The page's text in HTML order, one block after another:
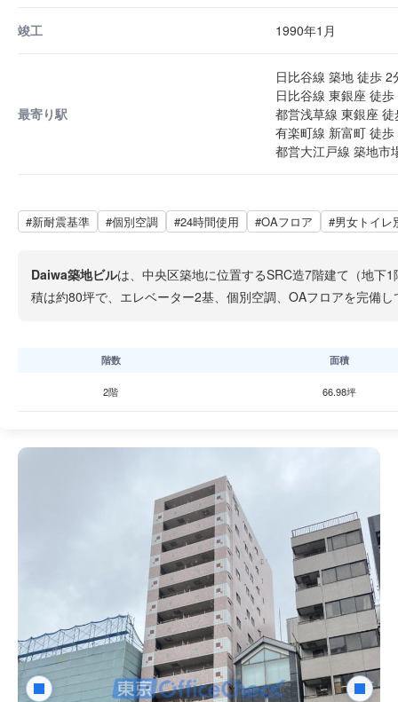
竣工 1990年1月
最寄り駅
日比谷線 築地 徒歩 2
日比谷線 東銀座 徒
都営浅草線 東銀座
有楽町線 新富町 徒歩
都営大江戸線 築地市
#新耐震基準 #個別空調 #24時間使用 #OAフロア #男女トイレ
Daiwa築地ビルは、中央区築地に位置するSRC造7階建て（地下
積は約80坪で、エレベーター2基、個別空調、OAフロアを完備し
階数 面積
2階 66.98坪